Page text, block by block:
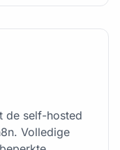
de self-hosted
Volledige